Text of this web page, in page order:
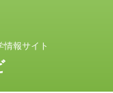
報サイト